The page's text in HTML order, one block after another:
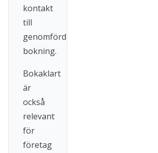
kontakt
till
genomförd
bokning.
Bokaklart
är
också
relevant
för
företag